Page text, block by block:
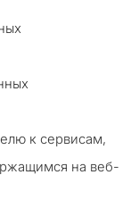
к сервисам,
на веб-